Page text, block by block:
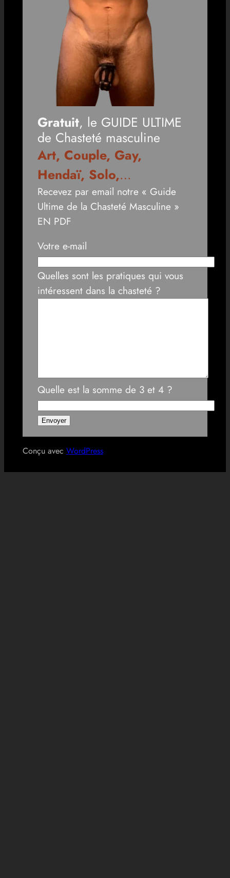
Gratuit, le GUIDE ULTIME
de Chasteté masculine
Art, Couple, Gay,
Hendaï, Solo,…
Recevez par email notre « Guide
Ultime de la Chasteté Masculine »
EN PDF
Votre e-mail
Quelles sont les pratiques qui vous
intéressent dans la chasteté ?
Quelle est la somme de 3 et 4 ?
Conçu avec WordPress